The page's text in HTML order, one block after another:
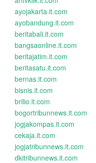
ayojakarta.it.com
ayobandung.it.com
beritabali.it.com
bangsaonline.it.com
beritajatim.it.com
beritasatu.it.com
bernas.it.com
bisnis.it.com
brilio.it.com
bogortribunnews.it.com
jogjakompas.it.com
cekaja.it.com
jogjatribunnews.it.com
dkitribunnews.it.com